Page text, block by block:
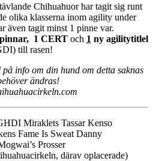
Chihuahuor har tagit sig runt
olika klasserna inom agility under
även tagit minst 1 pinne var.
1 CERT och 1 ny agilitytitlel
till rasen!
info om din hund om detta saknas
ändras!
Miraklets Tassar Kenso
Fame Is Sweat Danny
Prosser
därav oplacerade)